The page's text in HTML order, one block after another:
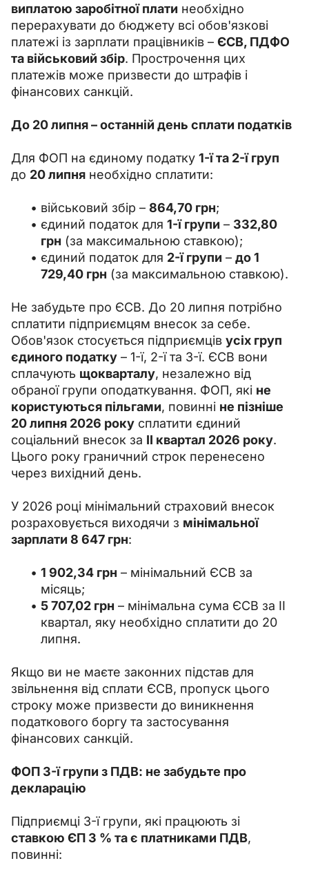
виплатою заробітної плати необхідно
перерахувати до бюджету всі обов'язкові
платежі із зарплати працівників – ЄСВ, ПДФО
та військовий збір. Прострочення цих
платежів може призвести до штрафів і
фінансових санкцій.
До 20 липня – останній день сплати податків
Для ФОП на єдиному податку 1-ї та 2-ї груп
до 20 липня необхідно сплатити:
військовий збір – 864,70 грн;
єдиний податок для 1-ї групи – 332,80
грн (за максимальною ставкою);
єдиний податок для 2-ї групи – до 1
729,40 грн (за максимальною ставкою).
Не забудьте про ЄСВ. До 20 липня потрібно
сплатити підприємцям внесок за себе.
Обов'язок стосується підприємців усіх груп
єдиного податку – 1-ї, 2-ї та 3-ї. ЄСВ вони
сплачують щокварталу, незалежно від
обраної групи оподаткування. ФОП, які не
користуються пільгами, повинні не пізніше
20 липня 2026 року сплатити єдиний
соціальний внесок за ІІ квартал 2026 року.
Цього року граничний строк перенесено
через вихідний день.
У 2026 році мінімальний страховий внесок
розраховується виходячи з мінімальної
зарплати 8 647 грн:
1 902,34 грн – мінімальний ЄСВ за
місяць;
5 707,02 грн – мінімальна сума ЄСВ за ІІ
квартал, яку необхідно сплатити до 20
липня.
Якщо ви не маєте законних підстав для
звільнення від сплати ЄСВ, пропуск цього
строку може призвести до виникнення
податкового боргу та застосування
фінансових санкцій.
ФОП 3-ї групи з ПДВ: не забудьте про
декларацію
Підприємці 3-ї групи, які працюють зі
ставкою ЄП 3 % та є платниками ПДВ,
повинні: